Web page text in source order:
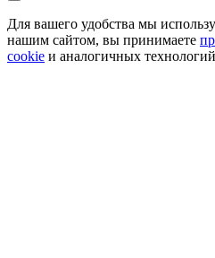
Для вашего удобства мы
нашим сайтом, вы принимаете
cookie и аналогичных